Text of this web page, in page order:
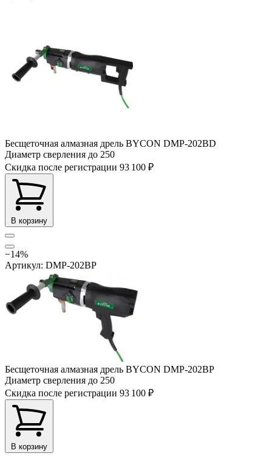
Бесщеточная алмазная дрель BYCON DMP-202BD
Диаметр сверления до 250
Скидка после регистрации 93 100 ₽
В корзину
−14%
Артикул: DMP-202BP
Бесщеточная алмазная дрель BYCON DMP-202BP
Диаметр сверления до 250
Скидка после регистрации 93 100 ₽
В корзину